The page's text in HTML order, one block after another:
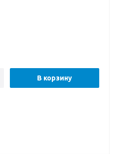
В корзину